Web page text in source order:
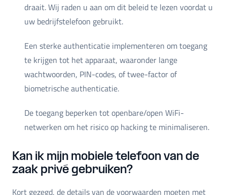
draait. Wij raden u aan om dit beleid te lezen voordat u
uw bedrijfstelefoon gebruikt.
Een sterke authenticatie implementeren om toegang
te krijgen tot het apparaat, waaronder lange
wachtwoorden, PIN-codes, of twee-factor of
biometrische authenticatie.
De toegang beperken tot openbare/open WiFi-
netwerken om het risico op hacking te minimaliseren.
Kan ik mijn mobiele telefoon van de
zaak privé gebruiken?
Kort gezegd, de details van de voorwaarden moeten met